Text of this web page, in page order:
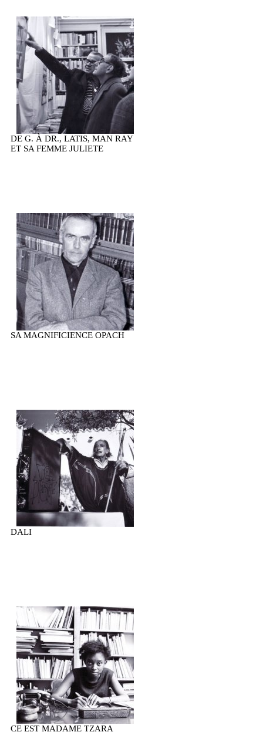
DE G. À DR., LATIS, MAN RAY
ET SA FEMME JULIETE
SA MAGNIFICIENCE OPACH
DALI
CE EST MADAME TZARA